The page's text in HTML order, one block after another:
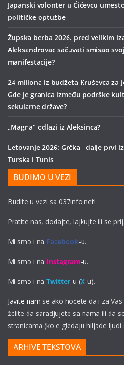
Japanski volonter u Ćićevcu
političke optužbe
Župska berba 2026. pred velikim
Aleksandrovac sačuvati smisao
manifestacije?
24 miliona iz budžeta Kruševca za
Gde je granica između podrške
sekularne države?
„Magna“ odlazi iz Aleksinca?
Letovanje 2026: Grčka i dalje prvi
Turska i Tunis
BUDIMO U VEZI
Budite u vezi sa 037info.net!
Pratite nas, dodajte, lajkujte ili se
Mi smo i na Facebook-u.
Mi smo i na Instagram-u.
Mi smo i na Twitter-u (X-u).
Javite nam se ako hoćete da i za Vas
želite da saradjujete sa nama ili da
stranicama (koje gledaju hiljade ljudi
ARHIVE TEKSTOVA